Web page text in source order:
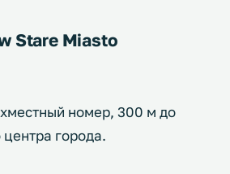
Stare Miasto
номер, 300 м до
города.